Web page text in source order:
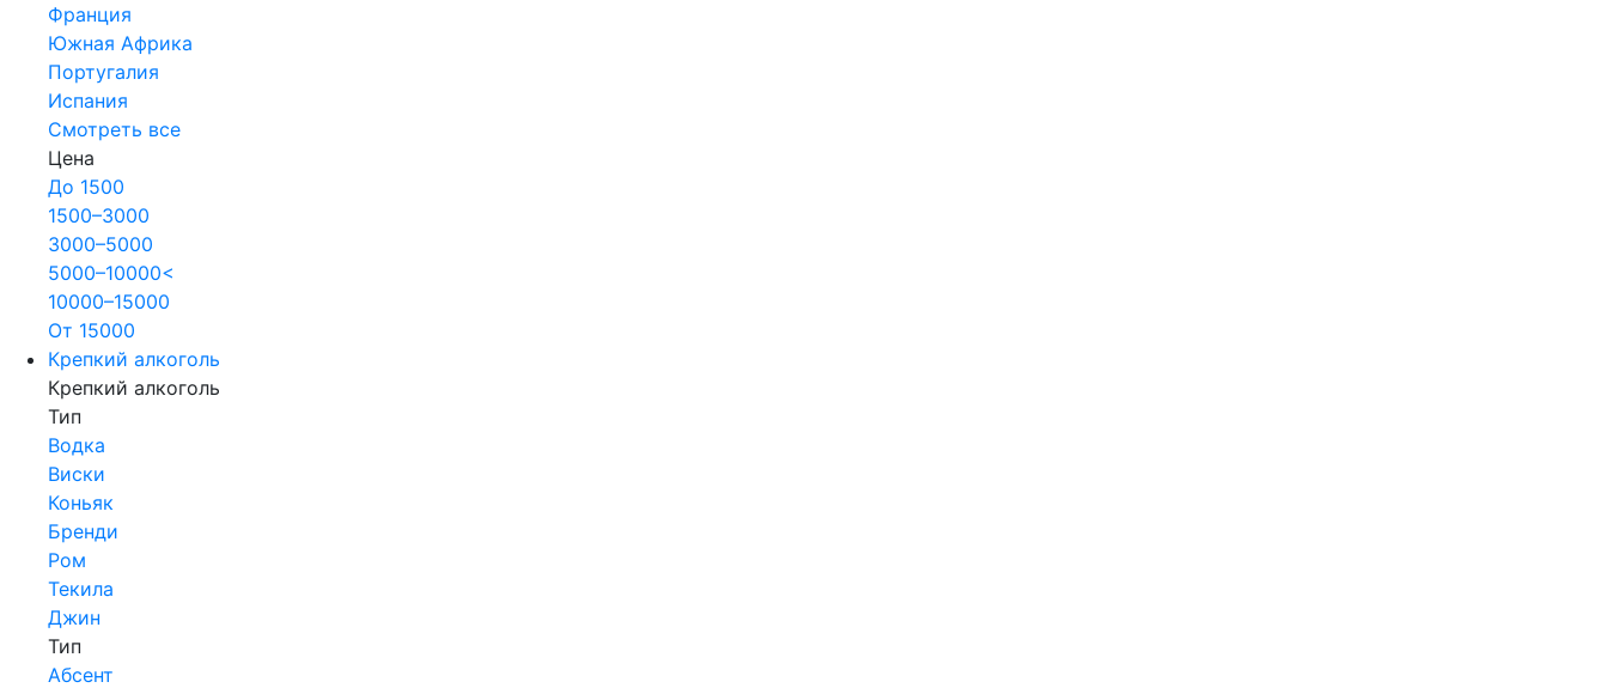
Франция
Южная Африка
Португалия
Испания
Смотреть все
Цена
До 1500
1500–3000
3000–5000
5000–10000<
10000–15000
От 15000
Крепкий алкоголь
Крепкий алкоголь
Тип
Водка
Виски
Коньяк
Бренди
Ром
Текила
Джин
Тип
Абсент